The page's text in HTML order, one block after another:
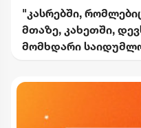
"კასრებში,
მთაზე, კახეთში,
მომხდარი